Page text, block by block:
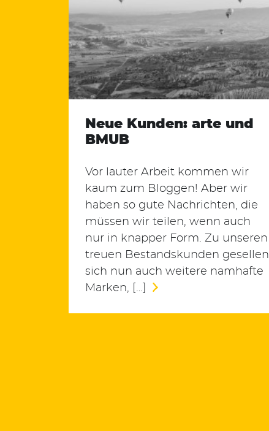
Neue Kunden: arte und
BMUB
Vor lauter Arbeit kommen wir
kaum zum Bloggen! Aber wir
haben so gute Nachrichten, die
müssen wir teilen, wenn auch
nur in knapper Form. Zu unseren
treuen Bestandskunden gesellen
sich nun auch weitere namhafte
Marken, […]